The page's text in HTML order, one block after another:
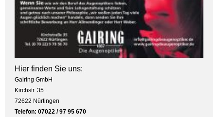
Hier finden Sie uns:
Gairing GmbH
Kirchstr. 35
72622 Nürtingen
Telefon: 07022 / 97 95 670